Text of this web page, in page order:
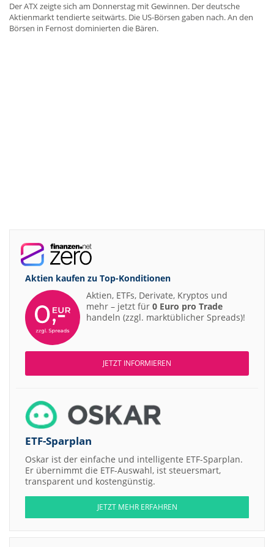
Der ATX zeigte sich am Donnerstag mit Gewinnen. Der deutsche
Aktienmarkt tendierte seitwärts. Die US-Börsen gaben nach. An den
Börsen in Fernost dominierten die Bären.
Aktien kaufen zu Top-Konditionen
Aktien, ETFs, Derivate, Kryptos und
mehr – jetzt für 0 Euro pro Trade
handeln (zzgl. marktüblicher Spreads)!
JETZT INFORMIEREN
ETF-Sparplan
Oskar ist der einfache und intelligente ETF-Sparplan.
Er übernimmt die ETF-Auswahl, ist steuersmart,
transparent und kostengünstig.
JETZT MEHR ERFAHREN